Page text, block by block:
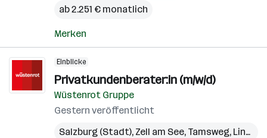
ab 2.251 € monatlich
Merken
Einblicke
Privatkundenberater:in (m/w/d)
Wüstenrot Gruppe
Gestern veröffentlicht
Salzburg (Stadt), Zell am See, Tamsweg, Linz